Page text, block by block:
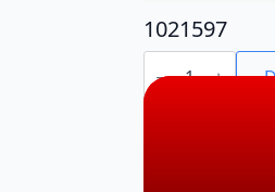
1021597
1021597
adet